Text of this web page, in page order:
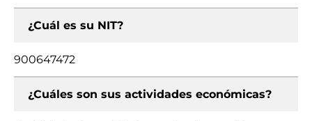
¿Cuál es su NIT?
900647472
¿Cuáles son sus actividades económicas?